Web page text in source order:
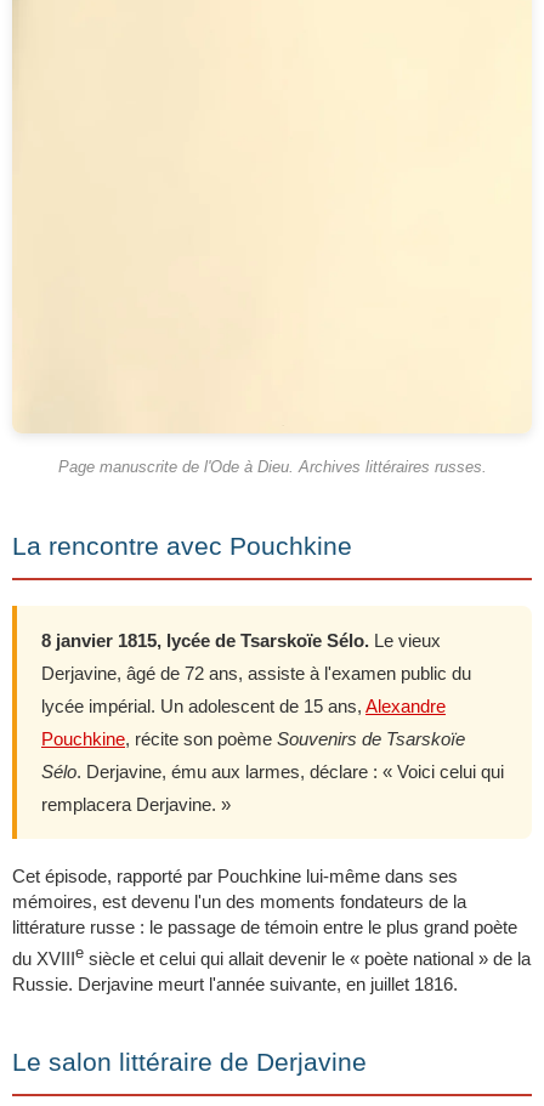
Page manuscrite de l'Ode à Dieu. Archives littéraires russes.
La rencontre avec Pouchkine
8 janvier 1815, lycée de Tsarskoïe Sélo. Le vieux
Derjavine, âgé de 72 ans, assiste à l'examen public du
lycée impérial. Un adolescent de 15 ans, Alexandre
Pouchkine, récite son poème Souvenirs de Tsarskoïe
Sélo. Derjavine, ému aux larmes, déclare : « Voici celui qui
remplacera Derjavine. »
Cet épisode, rapporté par Pouchkine lui-même dans ses
mémoires, est devenu l'un des moments fondateurs de la
littérature russe : le passage de témoin entre le plus grand poète
du XVIIIe siècle et celui qui allait devenir le « poète national » de la
Russie. Derjavine meurt l'année suivante, en juillet 1816.
Le salon littéraire de Derjavine